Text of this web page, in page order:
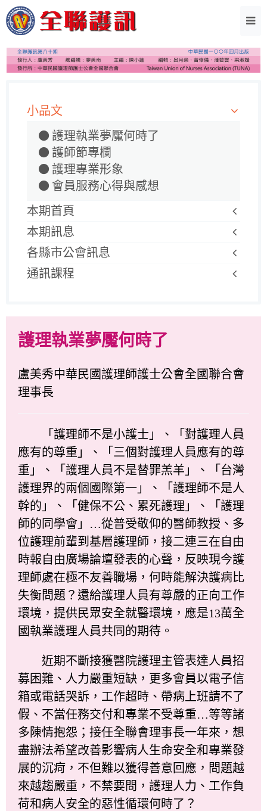
小品文
護理執業夢魘何時了
護師節專欄
護理專業形象
會員服務心得與感想
本期首頁
本期訊息
各縣市公會訊息
通訊課程
護理執業夢魘何時了
盧美秀中華民國護理師護士公會全國聯合會
理事長
「護理師不是小護士」、「對護理人員
應有的尊重」、「三個對護理人員應有的尊
重」、「護理人員不是替罪羔羊」、「台灣
護理界的兩個國際第一」、「護理師不是人
幹的」、「健保不公、累死護理」、「護理
師的同學會」…從普受敬仰的醫師教授、多
位護理前輩到基層護理師，接二連三在自由
時報自由廣場論壇發表的心聲，反映現今護
理師處在極不友善職場，何時能解決護病比
失衡問題？還給護理人員有尊嚴的正向工作
環境，提供民眾安全就醫環境，應是13萬全
國執業護理人員共同的期待。
近期不斷接獲醫院護理主管表達人員招
募困難、人力嚴重短缺，更多會員以電子信
箱或電話哭訴，工作超時、帶病上班請不了
假、不當任務交付和專業不受尊重…等等諸
多陳情抱怨；接任全聯會理事長一年來，想
盡辦法希望改善影響病人生命安全和專業發
展的沉疴，不但難以獲得善意回應，問題越
來越趨嚴重，不禁要問，護理人力、工作負
荷和病人安全的惡性循環何時了？